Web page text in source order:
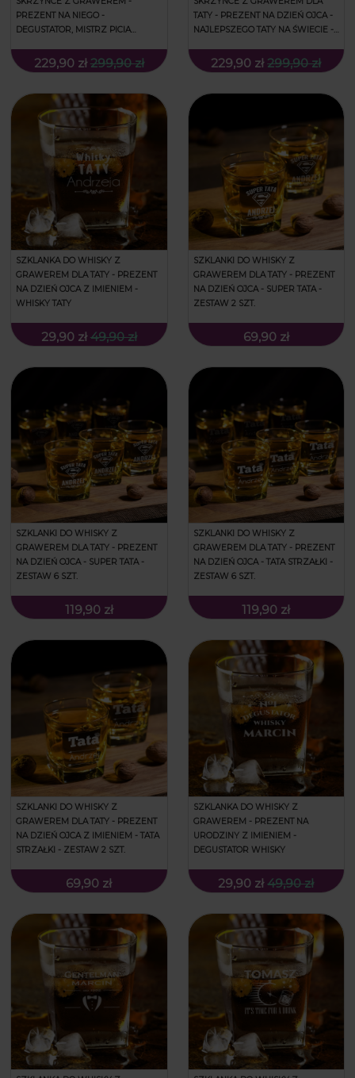
PREZENT NA NIEGO -
DEGUSTATOR, MISTRZ PICIA
229,90 zł 299,90 zł
TATY - PREZENT NA DZIEŃ OJCA -
NAJLEPSZEGO TATY NA ŚWIECIE -
229,90 zł 299,90 zł
SZKLANKA DO WHISKY Z
GRAWEREM DLA TATY - PREZENT
NA DZIEŃ OJCA Z IMIENIEM -
WHISKY TATY
29,90 zł 49,90 zł
SZKLANKI DO WHISKY Z
GRAWEREM DLA TATY - PREZENT
NA DZIEŃ OJCA - SUPER TATA -
ZESTAW 2 SZT.
69,90 zł
SZKLANKI DO WHISKY Z
GRAWEREM DLA TATY - PREZENT
NA DZIEŃ OJCA - SUPER TATA -
ZESTAW 6 SZT.
119,90 zł
SZKLANKI DO WHISKY Z
GRAWEREM DLA TATY - PREZENT
NA DZIEŃ OJCA - TATA STRZAŁKI -
ZESTAW 6 SZT.
119,90 zł
SZKLANKI DO WHISKY Z
GRAWEREM DLA TATY - PREZENT
NA DZIEŃ OJCA Z IMIENIEM - TATA
STRZAŁKI - ZESTAW 2 SZT.
69,90 zł
SZKLANKA DO WHISKY Z
GRAWEREM - PREZENT NA
URODZINY Z IMIENIEM -
DEGUSTATOR WHISKY
29,90 zł 49,90 zł